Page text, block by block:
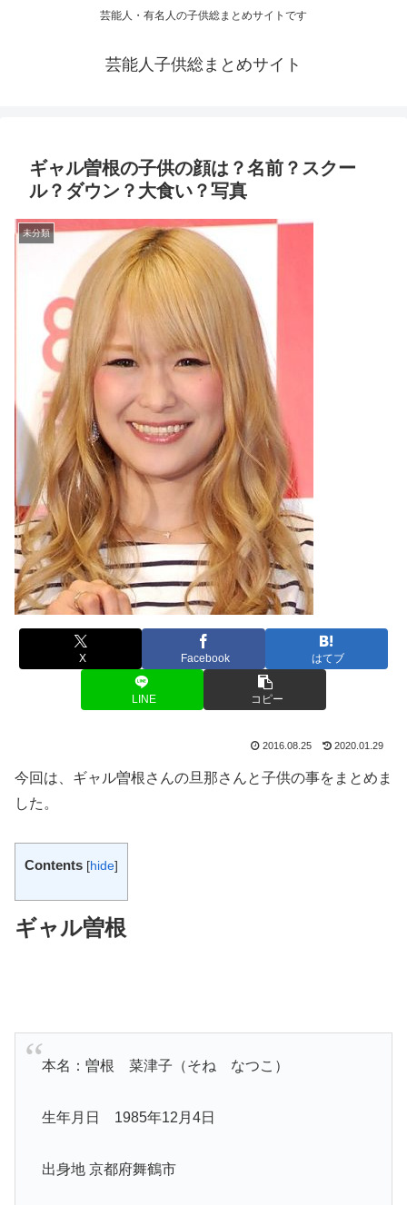
芸能人・有名人の子供総まとめサイトです
芸能人子供総まとめサイト
ギャル曽根の子供の顔は？名前？スクー
ル？ダウン？大食い？写真
未分類
X Facebook はてブ
LINE コピー
2016.08.25 2020.01.29
今回は、ギャル曽根さんの旦那さんと子供の事をまとめま
した。
Contents [hide]
ギャル曽根
本名：曽根 菜津子（そね なつこ）
生年月日 1985年12月4日
出身地 京都府舞鶴市